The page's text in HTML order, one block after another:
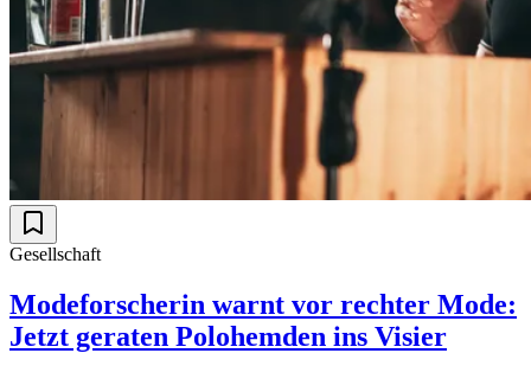
Gesellschaft
Modeforscherin warnt vor rechter Mode:
Jetzt geraten Polohemden ins Visier